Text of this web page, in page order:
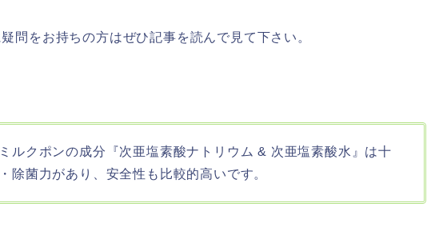
問をお持ちの方はぜひ記事を読んで見て下さい。
ミルクポンの成分『次亜塩素酸ナトリウム & 次亜塩素酸水』は十
除菌力があり、安全性も比較的高いです。